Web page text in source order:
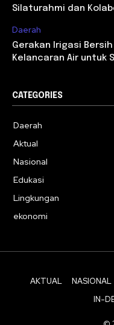
Silaturahmi dan
Daerah
Gerakan Irigasi
Kelancaran Air untuk
CATEGORIES
Daerah
Aktual
Nasional
Edukasi
Lingkungan
ekonomi
AKTUAL NASIONAL
IN-